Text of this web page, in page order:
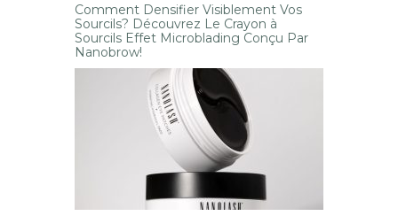
Comment Densifier Visiblement Vos
Sourcils? Découvrez Le Crayon à
Sourcils Effet Microblading Conçu Par
Nanobrow!